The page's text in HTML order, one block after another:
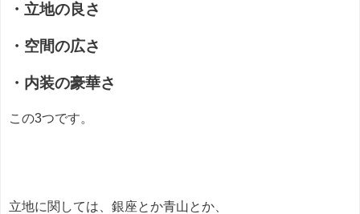
・立地の良さ
・空間の広さ
・内装の豪華さ
この3つです。
立地に関しては、銀座とか青山とか、